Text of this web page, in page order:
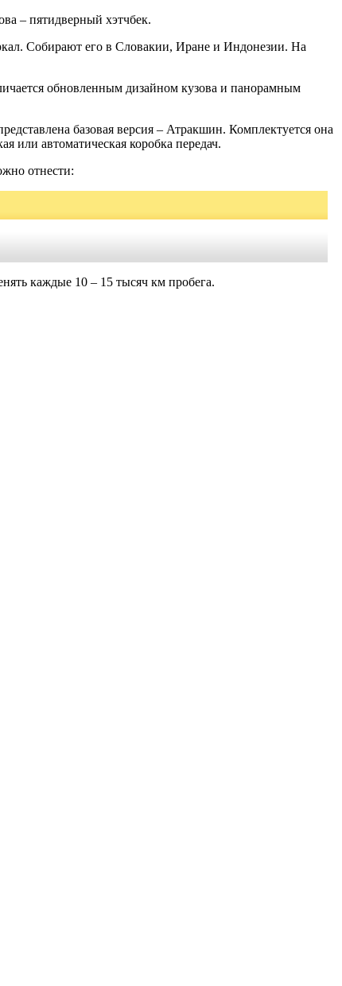
– пятидверный хэтчбек.
Собирают его в Словакии, Иране и Индонезии. На
обновленным дизайном кузова и панорамным
базовая версия – Атракшин. Комплектуется она
автоматическая коробка передач.
отнести:
каждые 10 – 15 тысяч км пробега.